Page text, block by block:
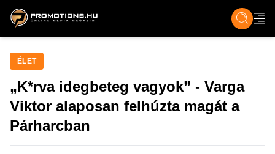
ZENE, FILM & KULT ÉLET TECH &
ÉLET
„K*rva idegbeteg vagyok” - Varga
Viktor alaposan felhúzta magát a
Párharcban